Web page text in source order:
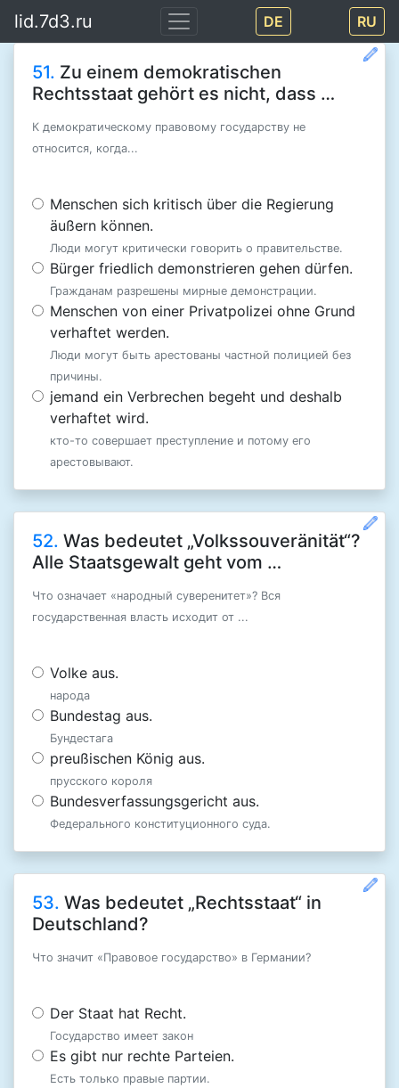
lid.7d3.ru DE RU
51. Zu einem demokratischen
Rechtsstaat gehört es nicht, dass …
К демократическому правовому государству не
относится, когда...
Menschen sich kritisch über die Regierung
äußern können.
Люди могут критически говорить о правительстве.
Bürger friedlich demonstrieren gehen dürfen.
Гражданам разрешены мирные демонстрации.
Menschen von einer Privatpolizei ohne Grund
verhaftet werden.
Люди могут быть арестованы частной полицией без
причины.
jemand ein Verbrechen begeht und deshalb
verhaftet wird.
кто-то совершает преступление и потому его
арестовывают.
52. Was bedeutet „Volkssouveränität“?
Alle Staatsgewalt geht vom …
Что означает «народный суверенитет»? Вся
государственная власть исходит от ...
Volke aus.
народа
Bundestag aus.
Бундестага
preußischen König aus.
прусского короля
Bundesverfassungsgericht aus.
Федерального конституционного суда.
53. Was bedeutet „Rechtsstaat“ in
Deutschland?
Что значит «Правовое государство» в Германии?
Der Staat hat Recht.
Государство имеет закон
Es gibt nur rechte Parteien.
Есть только правые партии.